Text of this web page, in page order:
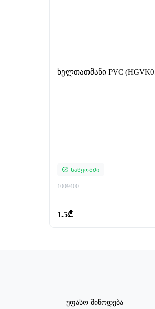
ხელთათმანი PVC
Საწყობში
1009400
1.5₾
უფასო მიწოდება